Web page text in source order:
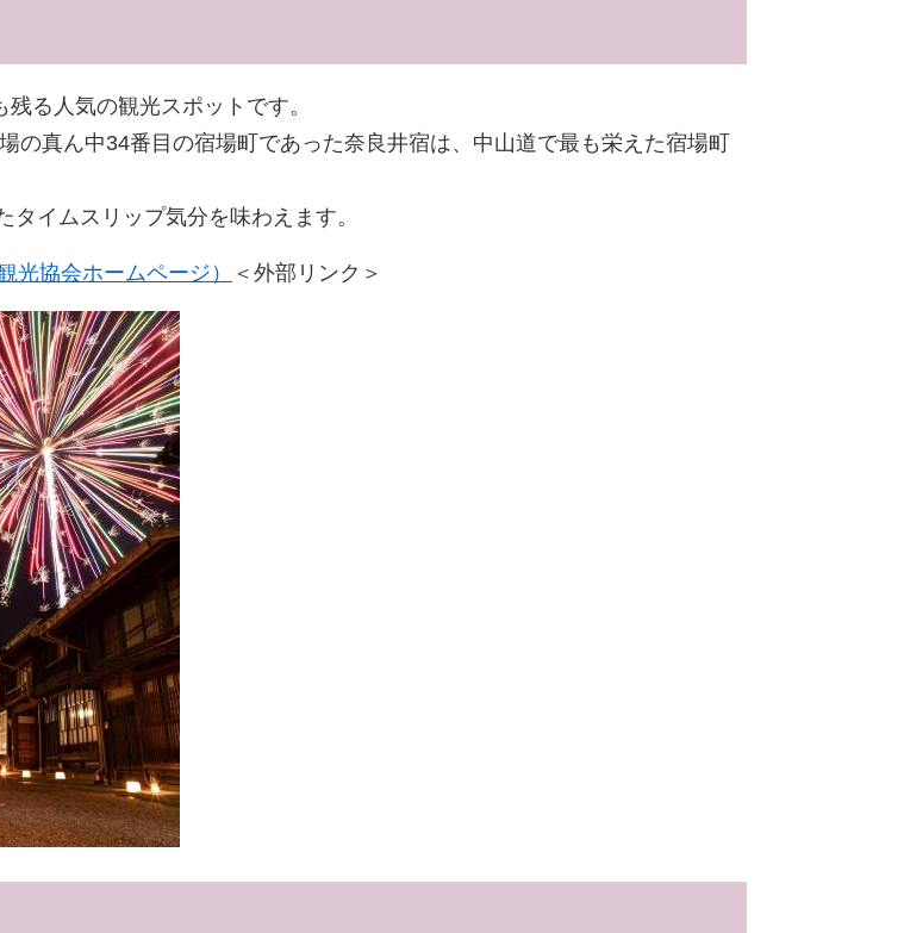
る人気の観光スポットです。
真ん中34番目の宿場町であった奈良井宿は、中山道で最も栄えた宿場町
イムスリップ気分を味わえます。
協会ホームページ） ＜外部リンク＞